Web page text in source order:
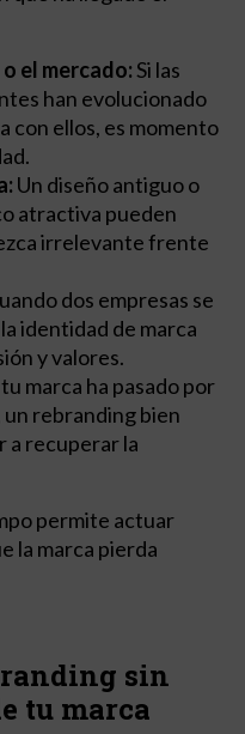
el mercado:Si las
han evolucionado
con ellos, es momento
Un diseño antiguo o
atractiva pueden
irrelevante frente
dos empresas se
identidad de marca
y valores.
tu marca ha pasado por
un rebranding bien
a recuperar la
permite actuar
la marca pierda
sin
tu marca